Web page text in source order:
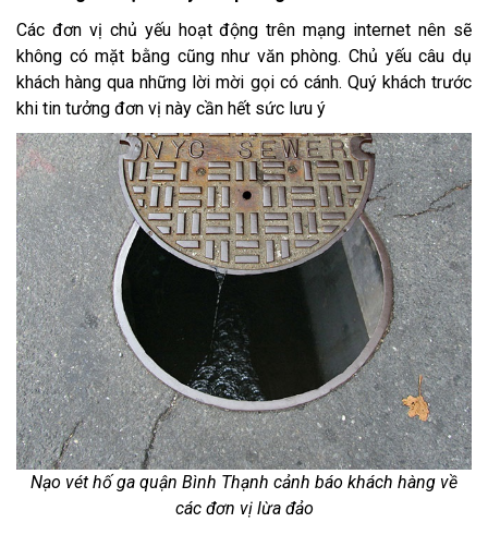
Các đơn vị chủ yếu hoạt động trên mạng internet nên sẽ
không có mặt bằng cũng như văn phòng. Chủ yếu câu dụ
khách hàng qua những lời mời gọi có cánh. Quý khách trước
khi tin tưởng đơn vị này cần hết sức lưu ý
Nạo vét hố ga quận Bình Thạnh cảnh báo khách hàng về
các đơn vị lừa đảo